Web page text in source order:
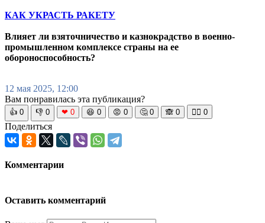
КАК УКРАСТЬ РАКЕТУ
Влияет ли взяточничество и казнокрадство в военно-
промышленном комплексе страны на ее
обороноспособность?
12 мая 2025, 12:00
Вам понравилась эта публикация?
👍 0 👎 0 ❤ 0 😆 0 😡 0 🤔 0 🙈 0 🧘‍♀️ 0
Поделиться
Комментарии
Оставить комментарий